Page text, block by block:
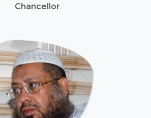
Chancellor